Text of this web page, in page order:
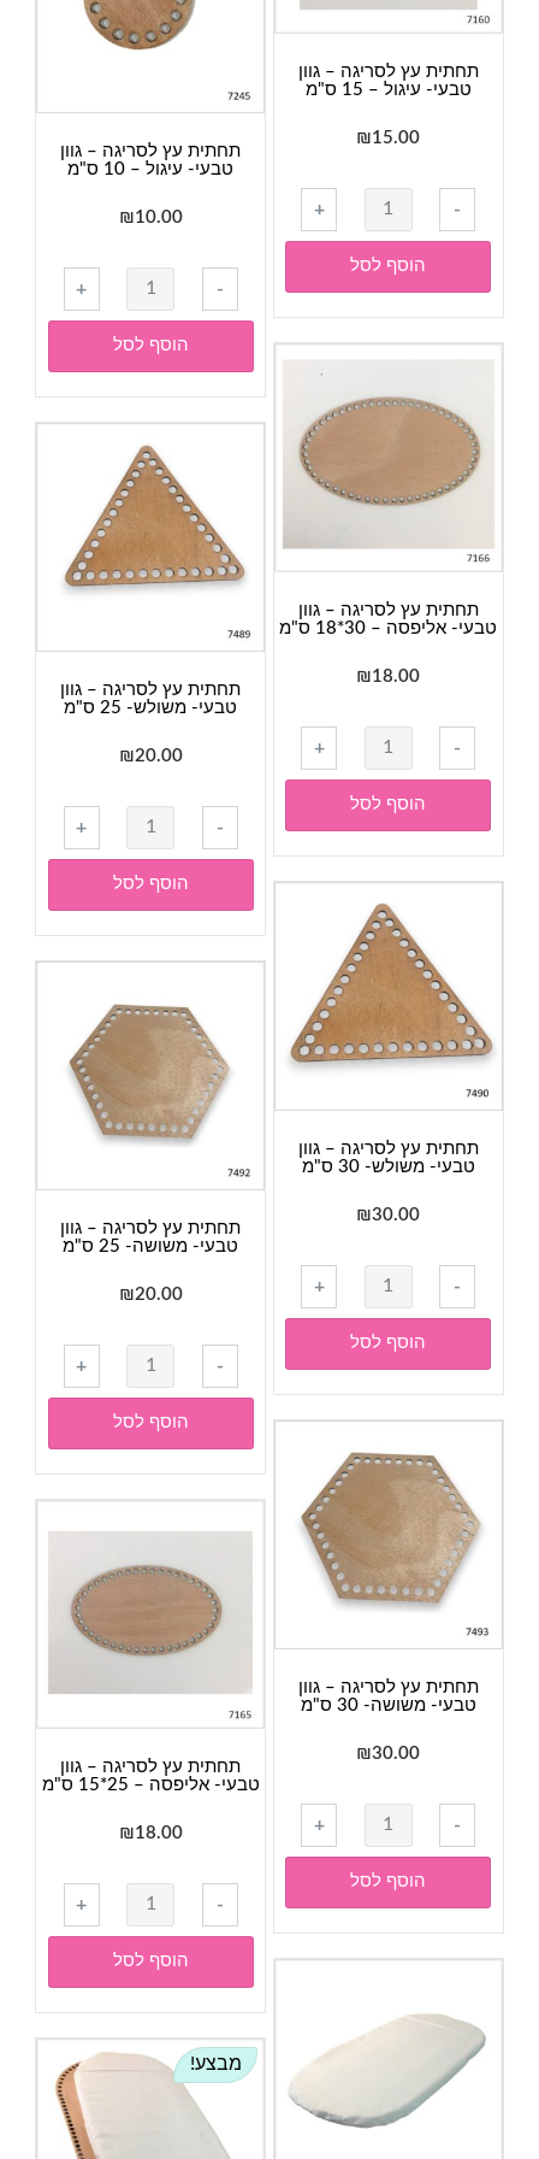
04
תחתית עץ לסריגה – גוון
טבעי- עיגול – 15 ס"מ
₪15.00
-
כמות
של
תחתית
עץ
לסריגה
-
טבעי-
+
הוסף לסל
תחתית עץ לסריגה – גוון
טבעי- עיגול – 10 ס"מ
₪10.00
-
כמות
של
תחתית
עץ
לסריגה
-
גוון
טבעי-
עיגול
10
+
הוסף לסל
תחתית עץ לסריגה – גוון
טבעי- אליפסה – 30*18 ס"מ
₪18.00
-
כמות
של
תחתית
עץ
לסריגה
-
גוון
טבעי-
אליפסה
ס"מ
+
הוסף לסל
תחתית עץ לסריגה – גוון
טבעי- משולש- 25 ס"מ
₪20.00
-
כמות
של
תחתית
עץ
לסריגה
-
טבעי-
משולש-
25
ס"מ
+
הוסף לסל
תחתית עץ לסריגה – גוון
טבעי- משולש- 30 ס"מ
₪30.00
-
כמות
של
תחתית
עץ
לסריגה
-
גוון
טבעי-
משולש-
30
ס"מ
+
הוסף לסל
תחתית עץ לסריגה – גוון
טבעי- משושה- 25 ס"מ
₪20.00
-
כמות
של
תחתית
עץ
לסריגה
-
גוון
טבעי-
משושה-
ס"מ
+
הוסף לסל
תחתית עץ לסריגה – גוון
טבעי- משושה- 30 ס"מ
₪30.00
-
כמות
של
תחתית
עץ
לסריגה
-
טבעי-
משושה-
+
הוסף לסל
תחתית עץ לסריגה – גוון
טבעי- אליפסה – 25*15 ס"מ
₪18.00
-
כמות
של
תחתית
עץ
לסריגה
-
+
הוסף לסל
מבצע!